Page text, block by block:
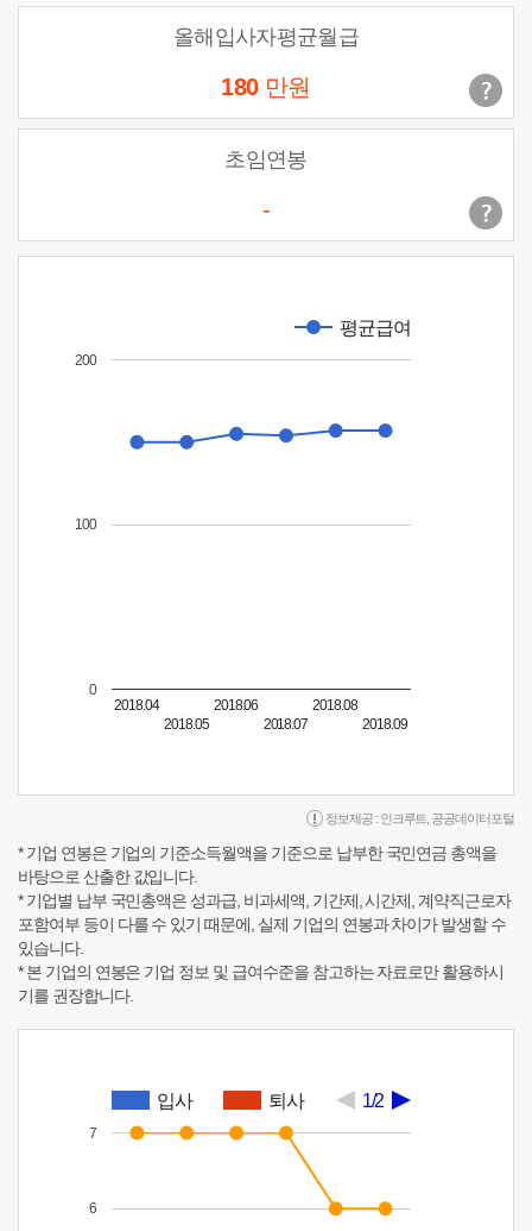
올해입사자평균월급
180 만원
초임연봉
-
평균급여
2018.04
2018.05
2018.06
2018.07
2018.08
2018.09
0
100
200
정보제공 : 인크루트 공공데이터포털
* 기업 연봉은 기업의 기준소득월액을 기준으로 납부한 국민연금 총액을
바탕으로 산출한 값입니다.
* 기업별 납부 국민총액은 성과급, 비과세액, 기간제, 시간제, 계약직근로자
포함여부 등이 다를 수 있기 때문에, 실제 기업의 연봉과 차이가 발생할 수
있습니다.
* 본 기업의 연봉은 기업 정보 및 급여수준을 참고하는 자료로만 활용하시
기를 권장합니다.
입사 퇴사 1/2
6
7